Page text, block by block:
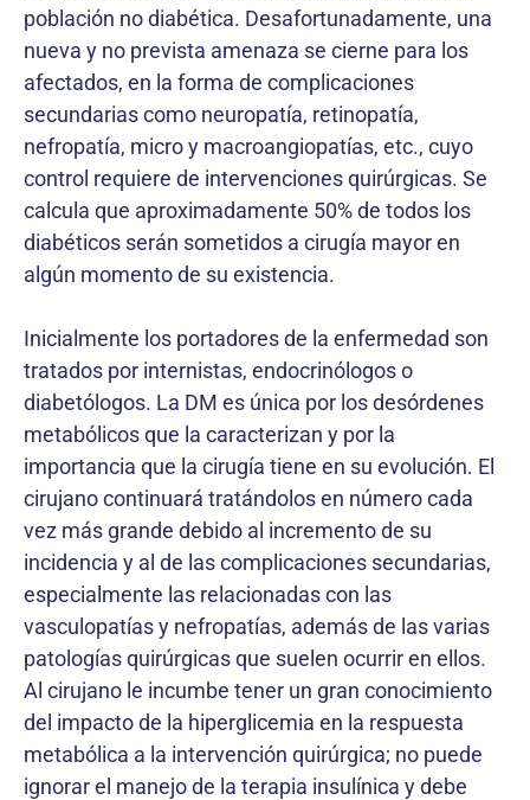
población no diabética. Desafortunadamente, una
nueva y no prevista amenaza se cierne para los
afectados, en la forma de complicaciones
secundarias como neuropatía, retinopatía,
nefropatía, micro y macroangiopatías, etc., cuyo
control requiere de intervenciones quirúrgicas. Se
calcula que aproximadamente 50% de todos los
diabéticos serán sometidos a cirugía mayor en
algún momento de su existencia.
Inicialmente los portadores de la enfermedad son
tratados por internistas, endocrinólogos o
diabetólogos. La DM es única por los desórdenes
metabólicos que la caracterizan y por la
importancia que la cirugía tiene en su evolución. El
cirujano continuará tratándolos en número cada
vez más grande debido al incremento de su
incidencia y al de las complicaciones secundarias,
especialmente las relacionadas con las
vasculopatías y nefropatías, además de las varias
patologías quirúrgicas que suelen ocurrir en ellos.
Al cirujano le incumbe tener un gran conocimiento
del impacto de la hiperglicemia en la respuesta
metabólica a la intervención quirúrgica; no puede
ignorar el manejo de la terapia insulínica y debe